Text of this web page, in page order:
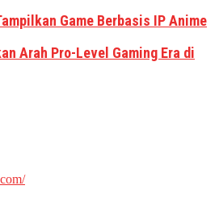
Game Berbasis IP Anime
Arah Pro-Level Gaming Era di